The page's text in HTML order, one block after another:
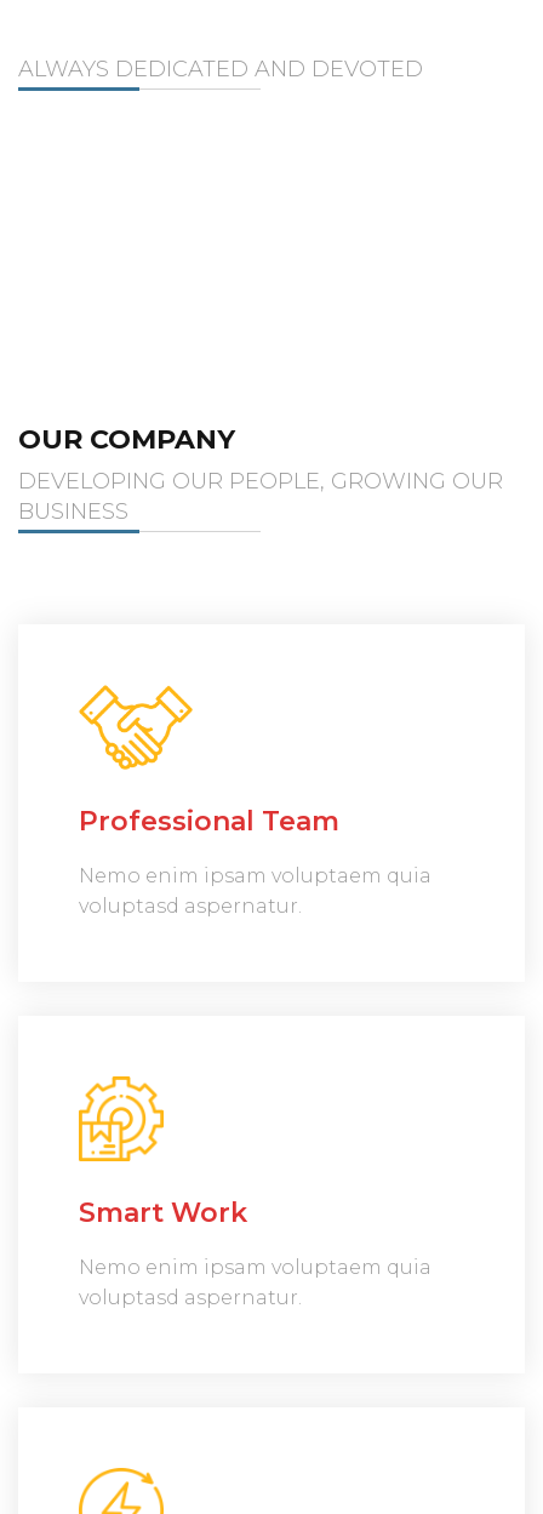
ALWAYS DEDICATED AND DEVOTED
OUR COMPANY
DEVELOPING OUR PEOPLE, GROWING OUR
BUSINESS
Professional Team
Nemo enim ipsam voluptaem quia
voluptasd aspernatur.
Smart Work
Nemo enim ipsam voluptaem quia
voluptasd aspernatur.